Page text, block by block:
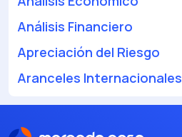
Análisis Financiero
Apreciación del Riesgo
Aranceles Internacionales